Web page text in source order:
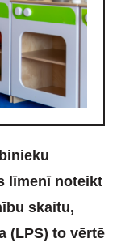
līmenī noteikt
skaitu,
(LPS) to vērtē